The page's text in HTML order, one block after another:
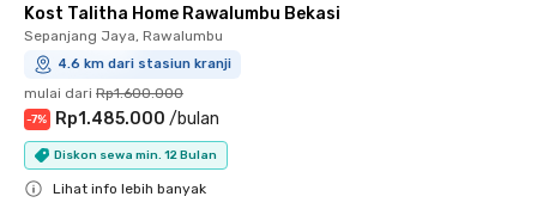
Kost Talitha Home Rawalumbu Bekasi
Sepanjang Jaya, Rawalumbu
4.6 km dari stasiun kranji
mulai dari Rp1.600.000
-7% Rp1.485.000 /bulan
Diskon sewa min. 12 Bulan
Lihat info lebih banyak